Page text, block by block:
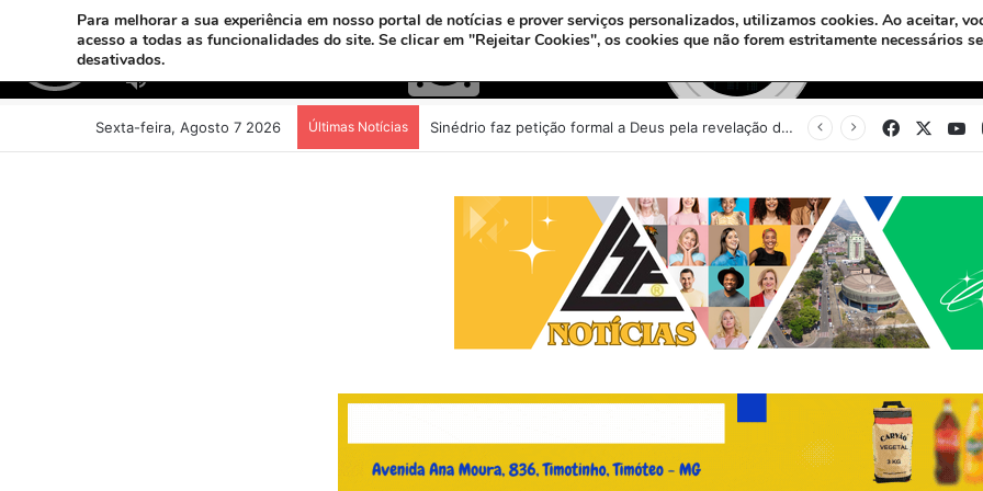
Sexta-feira, Agosto 7 2026 Últimas Notícias Sinédrio faz petição formal a Deus pela revelação do Messias e construção do 3º Templo Facebook
Para melhorar a sua experiência em nosso portal de notícias e prover serviços personalizados, utilizamos cookies. Ao aceitar,
acesso a todas as funcionalidades do site. Se clicar em "Rejeitar Cookies", os cookies que não forem estritamente necessários
desativados.